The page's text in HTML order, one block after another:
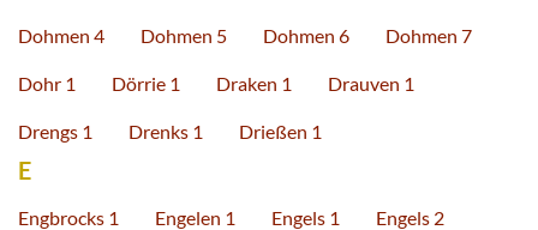
Dohmen 4 Dohmen 5 Dohmen 6 Dohmen 7
Dohr 1 Dörrie 1 Draken 1 Drauven 1
Drengs 1 Drenks 1 Drießen 1
E
Engbrocks 1 Engelen 1 Engels 1 Engels 2